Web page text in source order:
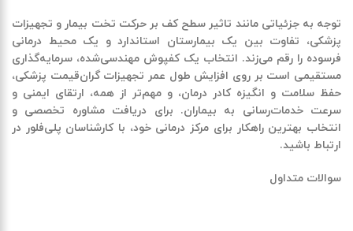
توجه به جزئیاتی مانند تاثیر سطح کف برحرکت تخت بیمار و تجهیزات
پزشکی، تفاوت بین یک بیمارستان استاندارد و یک محیط درمانی
فرسوده را رقم می‌زند. انتخاب یک کفپوش مهندسی‌شده، سرمایه‌گذاری
مستقیمی است بر روی افزایش طول عمر تجهیزات گران‌قیمت پزشکی،
حفظ سلامت و انگیزه کادر درمان، و مهم‌تر از همه، ارتقای ایمنی و
سرعت خدمات‌رسانی به بیماران. برای دریافت مشاوره تخصصی و
انتخاب بهترین راهکار برای مرکز درمانی خود، با کارشناسان پلی‌فلور در
ارتباط باشید.
سوالات متداول